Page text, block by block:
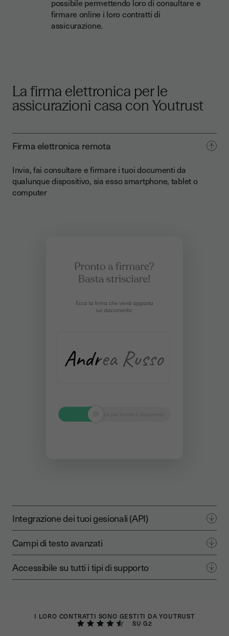
possibile permettendo loro di consultare e
firmare online i loro contratti di
assicurazione.
La firma elettronica per le
assicurazioni casa con Youtrust
Firma elettronica remota
Invia, fai consultare e firmare i tuoi documenti da
qualunque dispositivo, sia esso smartphone, tablet o
computer
Integrazione dei tuoi gesionali (API)
Campi di testo avanzati
Accessibile su tutti i tipi di supporto
I LORO CONTRATTI SONO GESTITI DA YOUTRUST
SU G2